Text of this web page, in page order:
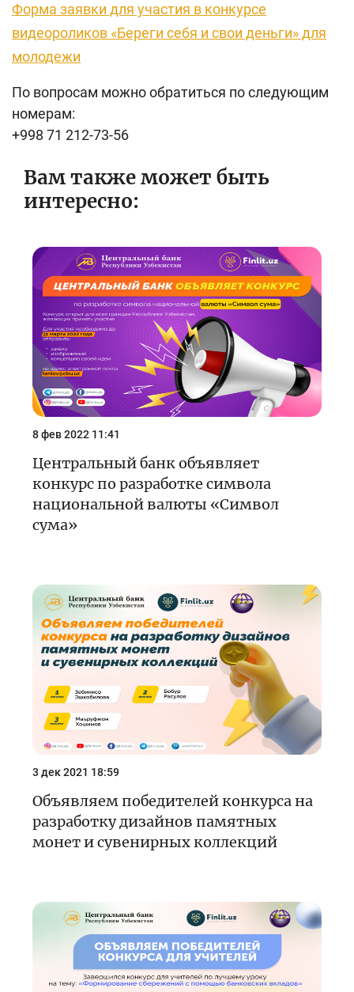
Форма заявки для участия в конкурсе
видеороликов «Береги себя и свои деньги» для
молодежи
По вопросам можно обратиться по следующим
номерам:
+998 71 212-73-56
Вам также может быть
интересно:
8 фев 2022 11:41
Центральный банк объявляет
конкурс по разработке символа
национальной валюты «Символ
сума»
3 дек 2021 18:59
Объявляем победителей конкурса на
разработку дизайнов памятных
монет и сувенирных коллекций